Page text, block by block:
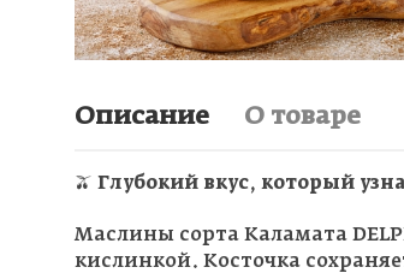
Описание О товаре
🫒 Глубокий вкус, который
Маслины сорта Каламата
кислинкой. Косточка